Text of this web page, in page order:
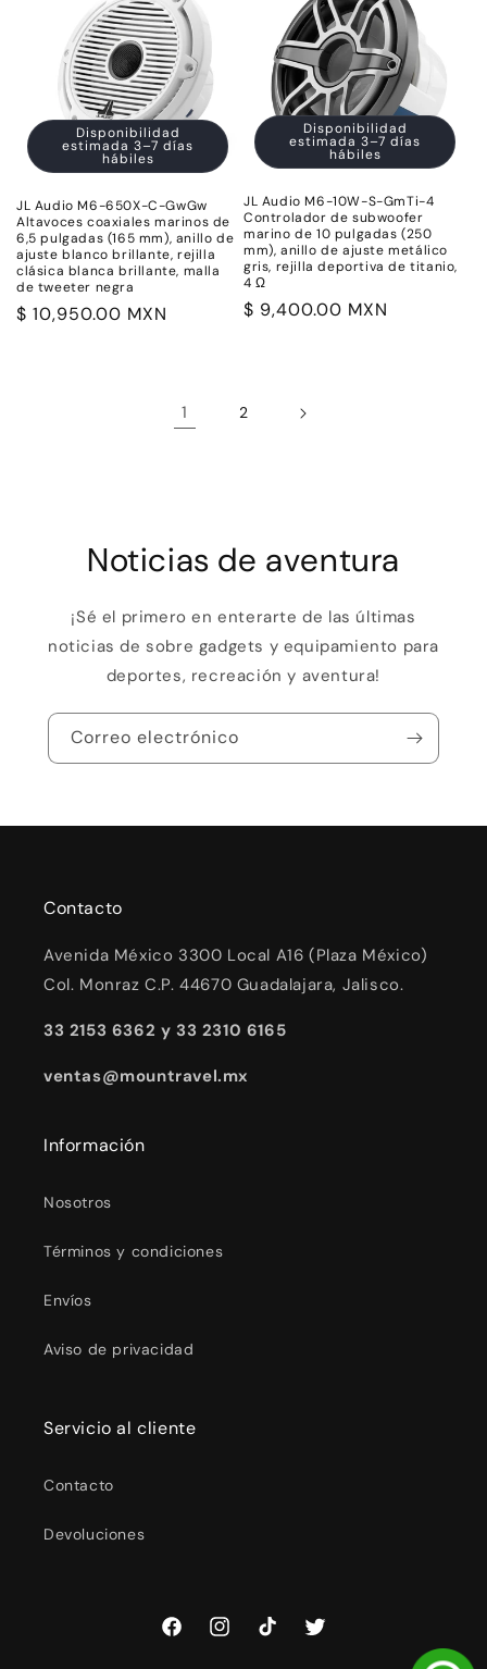
Disponibilidad
estimada 3–7 días
hábiles
JL Audio M6-650X-C-GwGw
Altavoces coaxiales marinos de
6,5 pulgadas (165 mm), anillo de
ajuste blanco brillante, rejilla
clásica blanca brillante, malla
de tweeter negra
Precio
$ 10,950.00 MXN
Disponibilidad
estimada 3–7 días
hábiles
JL Audio M6-10W-S-GmTi-4
Controlador de subwoofer
marino de 10 pulgadas (250
mm), anillo de ajuste metálico
gris, rejilla deportiva de titanio,
4 Ω
Precio
$ 9,400.00 MXN
1 2
Noticias de aventura
¡Sé el primero en enterarte de las últimas
noticias de sobre gadgets y equipamiento para
deportes, recreación y aventura!
Correo electrónico
Contacto
Avenida México 3300 Local A16 (Plaza México)
Col. Monraz C.P. 44670 Guadalajara, Jalisco.
33 2153 6362 y 33 2310 6165
ventas@mountravel.mx
Información
Nosotros
Términos y condiciones
Envíos
Aviso de privacidad
Servicio al cliente
Contacto
Devoluciones
FacebookInstagramTikTok Twitter